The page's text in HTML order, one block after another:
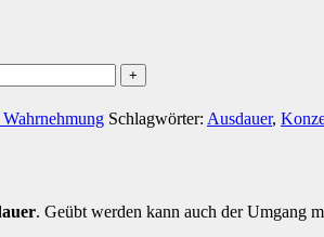
Schlagwörter: Ausdauer,
. Geübt werden kann auch der Umgang